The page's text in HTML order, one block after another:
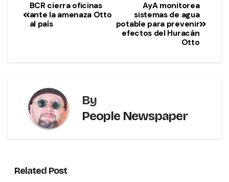
AyA monitorea
sistemas de agua
potable para prevenir
efectos del Huracán
Otto
BCR cierra oficinas
ante la amenaza Otto
al país
By
People Newspaper
Related Post